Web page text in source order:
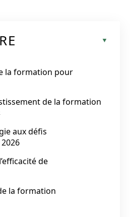
la formation pour
de la formation
aux défis
de
la formation